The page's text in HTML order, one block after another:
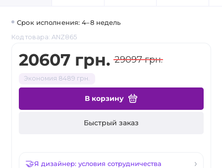
Срок исполнения: 4–8 недель
Код товара: ANZ865
20607 грн. 29097 грн.
Экономия 8489 грн.
В корзину
Быстрый заказ
Я дизайнер: условия сотрудничества